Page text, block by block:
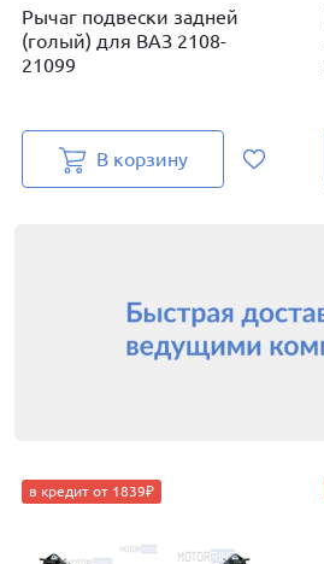
Рычаг подвески задней
(голый) для ВАЗ 2108-
21099
В корзину
в кредит от 1839₽